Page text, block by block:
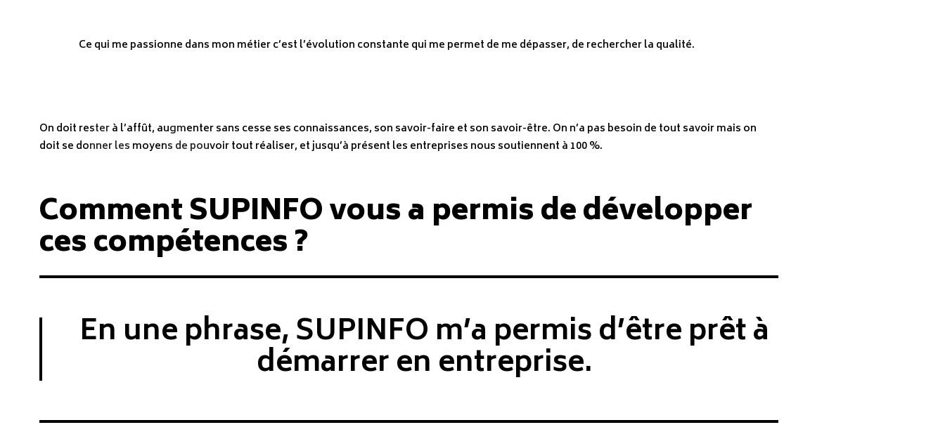
Ce qui me passionne dans mon métier c’est l’évolution constante qui me permet de me dépasser, de rechercher la qualité.
On doit rester à l’affût, augmenter sans cesse ses connaissances, son savoir-faire et son savoir-être. On n’a pas besoin de tout savoir mais on
doit se donner les moyens de pouvoir tout réaliser, et jusqu’à présent les entreprises nous soutiennent à 100 %.
Comment SUPINFO vous a permis de développer
ces compétences ?
En une phrase, SUPINFO m’a permis d’être prêt à
démarrer en entreprise.